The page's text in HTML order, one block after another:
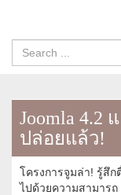
Joomla 4.2
ปล่อยแล้ว!
โครงการจูมล่า! รู้สึก
ไปด้วยความสามารถ